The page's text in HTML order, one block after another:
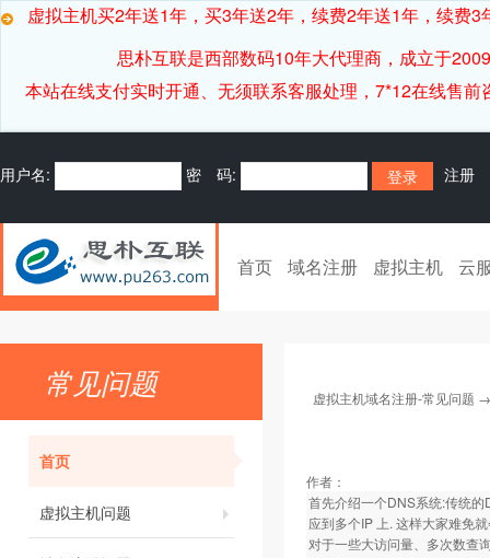
虚拟主机买2年送1年，买3年送2年，续费2年送1年，续费
思朴互联是西部数码10年大代理商，成立于
本站在线支付实时开通、无须联系客服处理，7*12在线售
用户名: 密 码: 注册
首页 域名注册 虚拟主机 云
常见问题
首页
虚拟主机问题
虚拟主机域名注册-常见问题
作者：
首先介绍一个DNS系统:传统
应到多个IP 上. 这样大家难免
对于一些大访问量、多次数查